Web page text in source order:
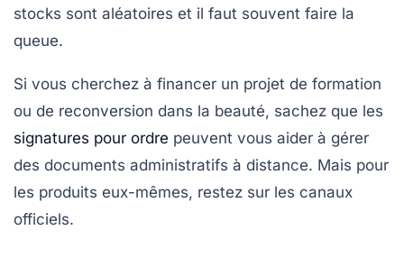
stocks sont aléatoires et il faut souvent faire la
queue.
Si vous cherchez à financer un projet de formation
ou de reconversion dans la beauté, sachez que les
signatures pour ordre peuvent vous aider à gérer
des documents administratifs à distance. Mais pour
les produits eux-mêmes, restez sur les canaux
officiels.